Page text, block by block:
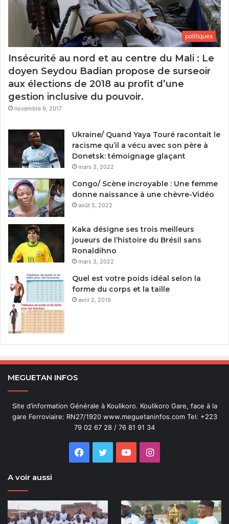
politiques
Insécurité au nord et au centre du Mali : Le
doyen Seydou Badian propose de surseoir
aux élections de 2018 au profit d’une
gestion inclusive du pouvoir.
novembre 9, 2017
Ukraine/ Quand Yaya Touré racontait le
racisme qu’il a vécu avec son père à
Donetsk: témoignage glaçant
mars 3, 2022
Congo/ Scène incroyable : Une femme
donne naissance à une chèvre-Vidéo
août 5, 2022
Kaka désigne ses trois meilleurs
joueurs de l’histoire du Brésil sans
Ronaldihno
mars 3, 2022
Quel est votre poids idéal selon la
forme du corps et la taille
avril 2, 2019
MEGUETAN INFOS
Site d’information Générale à Koulikoro. Koulikoro Gare, face à la
gare Ferroviaire: RN27/1920 www.meguetaninfos.com Tel: +223
79 02 67 28 / 76 81 91 34
Facebook
Twitter YouTubeInstagram
A voir aussi